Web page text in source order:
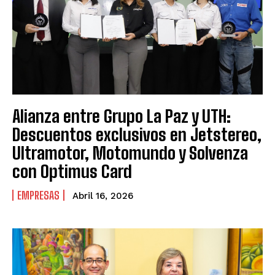
Alianza entre Grupo La Paz y UTH:
Descuentos exclusivos en Jetstereo,
Ultramotor, Motomundo y Solvenza
con Optimus Card
EMPRESAS Abril 16, 2026